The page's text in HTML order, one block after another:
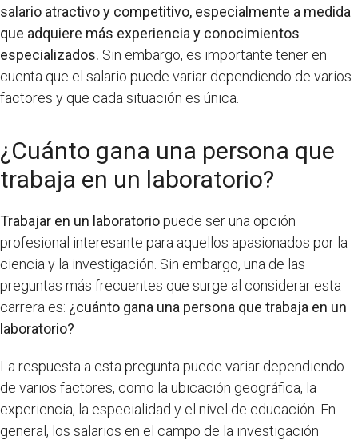
salario atractivo y competitivo, especialmente a medida
que adquiere más experiencia y conocimientos
especializados. Sin embargo, es importante tener en
cuenta que el salario puede variar dependiendo de varios
factores y que cada situación es única.
¿Cuánto gana una persona que
trabaja en un laboratorio?
Trabajar en un laboratoriopuede ser una opción
profesional interesante para aquellos apasionados por la
ciencia y la investigación. Sin embargo, una de las
preguntas más frecuentes que surge al considerar esta
carrera es: ¿cuánto gana una persona que trabaja en un
laboratorio?
La respuesta a esta pregunta puede variar dependiendo
de varios factores, como la ubicación geográfica, la
experiencia, la especialidad y el nivel de educación. En
general, los salarios en el campo de la investigación